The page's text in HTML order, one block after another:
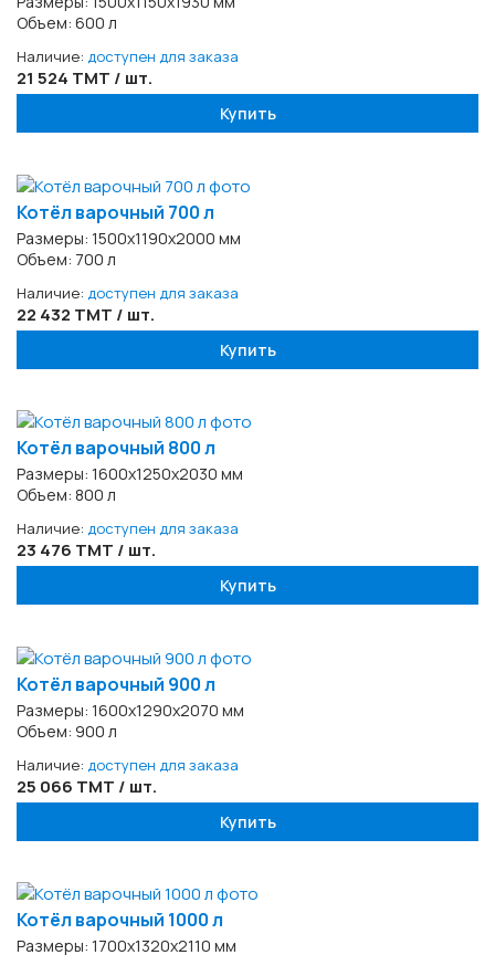
Объем: 600 л
Наличие: доступен для заказа
21 524 TMT / шт.
Купить
Котёл варочный 700 л
Размеры: 1500х1190х2000 мм
Объем: 700 л
Наличие: доступен для заказа
22 432 TMT / шт.
Купить
Котёл варочный 800 л
Размеры: 1600х1250х2030 мм
Объем: 800 л
Наличие: доступен для заказа
23 476 TMT / шт.
Купить
Котёл варочный 900 л
Размеры: 1600х1290х2070 мм
Объем: 900 л
Наличие: доступен для заказа
25 066 TMT / шт.
Купить
Котёл варочный 1000 л
Размеры: 1700х1320х2110 мм